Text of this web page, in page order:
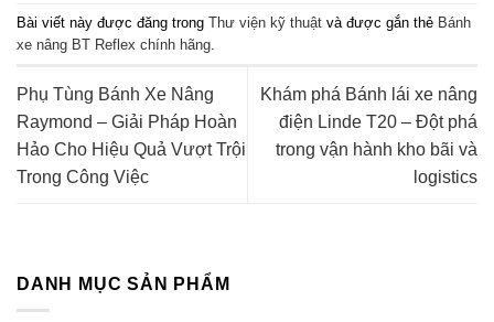
Bài viết này được đăng trong Thư viện kỹ thuật và được gắn thẻ Bánh
xe nâng BT Reflex chính hãng
Phụ Tùng Bánh Xe Nâng
Raymond – Giải Pháp Hoàn
Hảo Cho Hiệu Quả Vượt Trội
Trong Công Việc
Khám phá Bánh lái xe nâng
điện Linde T20 – Đột phá
trong vận hành kho bãi và
logistics
DANH MỤC SẢN PHẨM